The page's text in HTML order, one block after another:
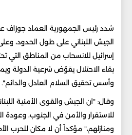
شدد رئيس الجمهورية العماد
الجيش اللبناني على طول الحدود،
إسرائيل للانسحاب من المناطق التي
بقاء الاحتلال يقوّض شرعية الدولة
وأسس تحقيق السلام العادل والدائم".
وقال: "ان الجيش والقوى الأمنية
للاستقرار والأمن في الجنوب، وعودة
ومنازلهم،" مؤكداً أن لا مكان للحرب